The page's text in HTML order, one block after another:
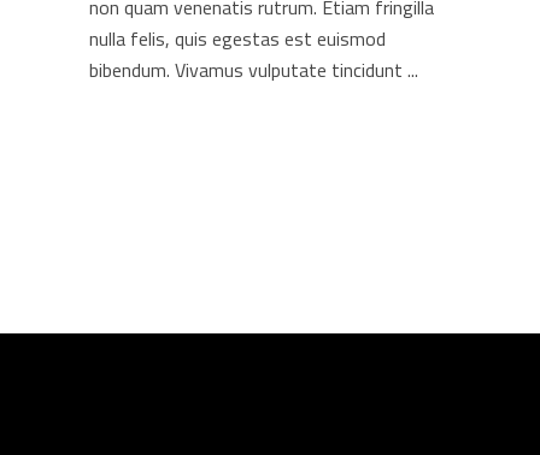
non quam venenatis rutrum. Etiam fringilla
nulla felis, quis egestas est euismod
bibendum. Vivamus vulputate tincidunt